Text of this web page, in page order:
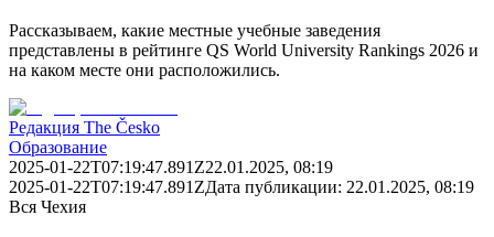
Рассказываем, какие местные учебные заведения
представлены в рейтинге QS World University Rankings 2026 и
на каком месте они расположились.
Редакция The Česko
Образование
2025-01-22T07:19:47.891Z22.01.2025, 08:19
2025-01-22T07:19:47.891ZДата публикации: 22.01.2025, 08:19
Вся Чехия